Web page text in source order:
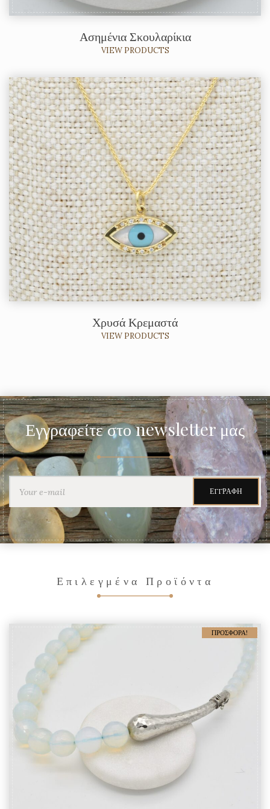
Ασημένια Σκουλαρίκια
VIEW PRODUCTS
Χρυσά Κρεμαστά
VIEW PRODUCTS
Εγγραφείτε στο newsletter μας
Επιλεγμένα Προϊόντα
ΠΡΟΣΦΟΡΆ!